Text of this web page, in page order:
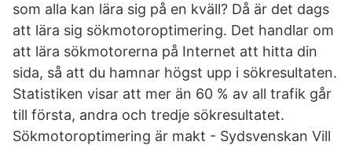
som alla kan lära sig på en kväll? Då är det dags
att lära sig sökmotoroptimering. Det handlar om
att lära sökmotorerna på Internet att hitta din
sida, så att du hamnar högst upp i sökresultaten.
Statistiken visar att mer än 60 % av all trafik går
till första, andra och tredje sökresultatet.
Sökmotoroptimering är makt - Sydsvenskan Vill